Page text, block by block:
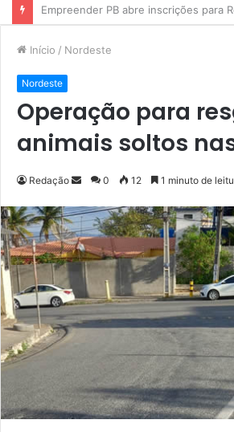
Início / Nordeste
Nordeste
Operação para
animais soltos
Redação
n
d
e
u
m
e
i
l
0 12 1 minuto de